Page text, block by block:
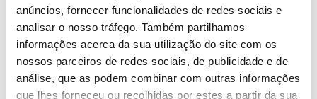
anúncios, fornecer funcionalidades de redes sociais e
analisar o nosso tráfego. Também partilhamos
informações acerca da sua utilização do site com os
nossos parceiros de redes sociais, de publicidade e de
análise, que as podem combinar com outras informações
que lhes forneceu ou recolhidas por estes a partir da sua
15,95€ O
preço
original
era:
14,36€ O
preço
atual
Peanuts®: Snoopy:
Cowabunga!: Novela
Gráfica
16,65€O
preço
original
14,98 €O
preço
atual
é:
Hooky 2
Míriam Bonastre Tur